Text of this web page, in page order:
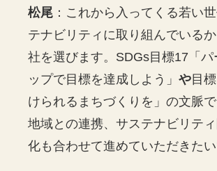
松尾 ：これから入ってくる若い
テナビリティに取り組んでいる
社を選びます。SDGs目標17「パ
ップで目標を達成しよう」や 目
けられるまちづくりを」の文脈
地域との連携、サステナビリテ
化も合わせて進めていただきたい